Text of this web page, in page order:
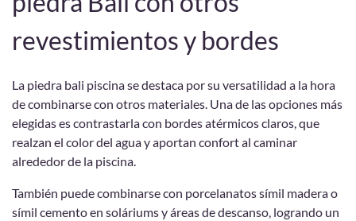
revestimientos y bordes
La piedra bali piscina se destaca por su versatilidad a la hora
de combinarse con otros materiales. Una de las opciones más
elegidas es contrastarla con bordes atérmicos claros, que
realzan el color del agua y aportan confort al caminar
alrededor de la piscina.
También puede combinarse con porcelanatos símil madera o
símil cemento en soláriums y áreas de descanso, logrando un